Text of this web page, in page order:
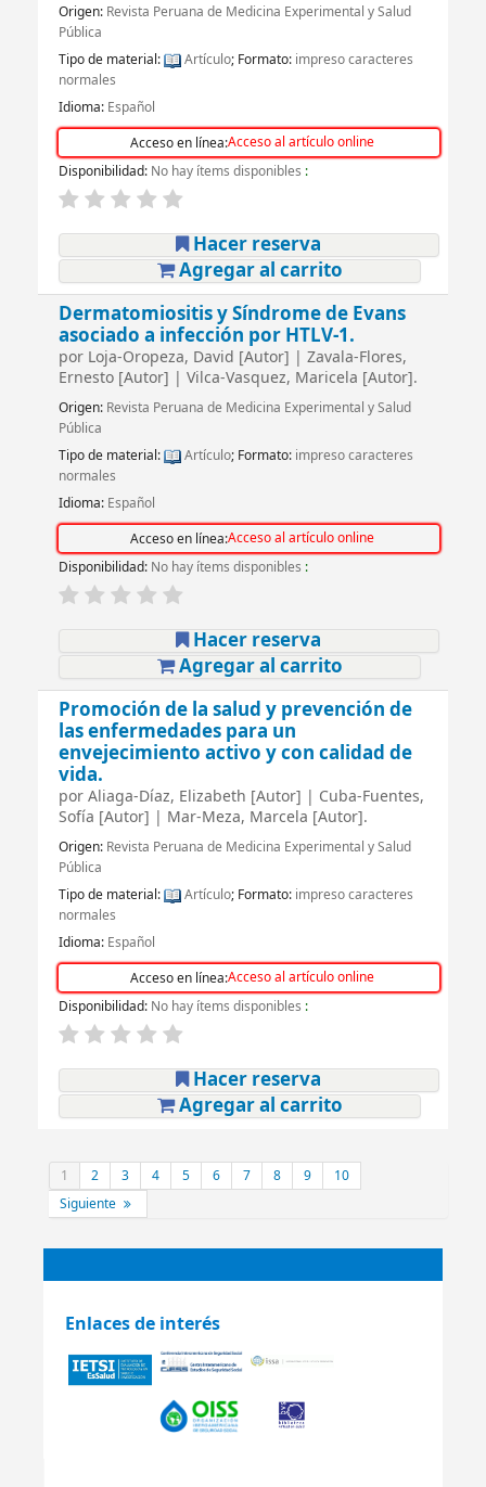
Origen: Revista Peruana de Medicina Experimental y Salud
Pública
Tipo de material:
Artículo; Formato: impreso caracteres
normales
Idioma: Español
Acceso en línea:Acceso al artículo online
Disponibilidad: No hay ítems disponibles :
Hacer reserva
Agregar al carrito
Dermatomiositis y Síndrome de Evans
asociado a infección por HTLV-1.
por Loja-Oropeza, David [Autor] | Zavala-Flores,
Ernesto[Autor] | Vilca-Vasquez, Maricela [Autor].
Origen: Revista Peruana de Medicina Experimental y Salud
Pública
Tipo de material:
Artículo; Formato: impreso caracteres
normales
Idioma: Español
Acceso en línea:Acceso al artículo online
Disponibilidad: No hay ítems disponibles :
Hacer reserva
Agregar al carrito
Promoción de la salud y prevención de
las enfermedades para un
envejecimiento activo y con calidad de
vida.
porAliaga-Díaz, Elizabeth [Autor] | Cuba-Fuentes,
Sofía [Autor] | Mar-Meza, Marcela [Autor].
Origen: Revista Peruana de Medicina Experimental y Salud
Pública
Tipo de material:
Artículo; Formato: impreso caracteres
normales
Idioma: Español
Acceso en línea:Acceso al artículo online
Disponibilidad: No hay ítems disponibles :
Hacer reserva
Agregar al carrito
1 2 3 4 5 6 7 8 9
10
Siguiente
Enlaces de interés